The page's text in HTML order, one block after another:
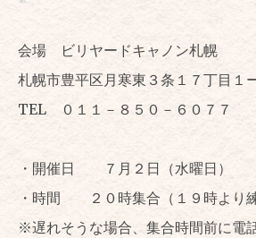
会場 ビリヤードキャノン札幌
札幌市豊平区月寒東３条１７丁目１
TEL ０１１－８５０－６０７７
・開催日 ７月２日（水曜日）
・時間 ２０時集合（１９時より
※遅れそうな場合、集合時間前に電